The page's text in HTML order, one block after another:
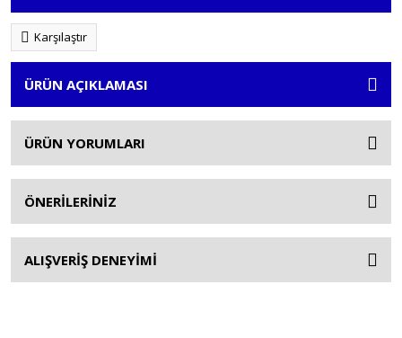
Karşılaştır
ÜRÜN AÇIKLAMASI
ÜRÜN YORUMLARI
ÖNERİLERİNİZ
ALIŞVERİŞ DENEYİMİ